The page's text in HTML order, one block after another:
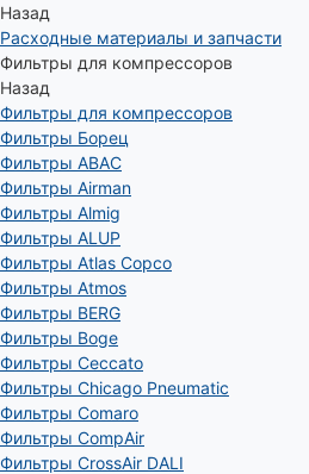
Назад
Расходные материалы и запчасти
Фильтры для компрессоров
Назад
Фильтры для компрессоров
Фильтры Борец
Фильтры ABAC
Фильтры Airman
Фильтры Almig
Фильтры ALUP
Фильтры Atlas Copco
Фильтры Atmos
Фильтры BERG
Фильтры Boge
Фильтры Ceccato
Фильтры Chicago Pneumatic
Фильтры Comaro
Фильтры CompAir
Фильтры CrossAir DALI